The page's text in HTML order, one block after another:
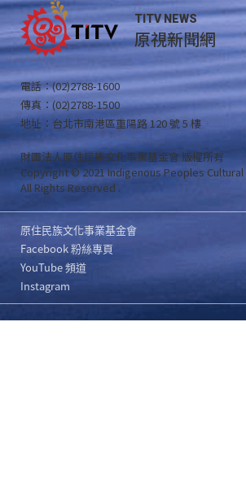
TITV NEWS
原視新聞網
電話：(02)2788-1600
傳真：(02)2788-1500
地址：台北市南港區重陽路 120 號 5 樓
財團法人原住民族文化事業基金會 版權所有
Copyright © 2021 Indigenous Peoples
All Rights Reserved .
原住民族文化事業基金會
Facebook 粉絲專頁
YouTube 頻道
Instagram